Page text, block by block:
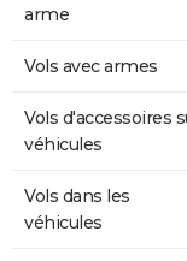
arme
Vols avec armes
Vols d'accessoires
véhicules
Vols dans les
véhicules